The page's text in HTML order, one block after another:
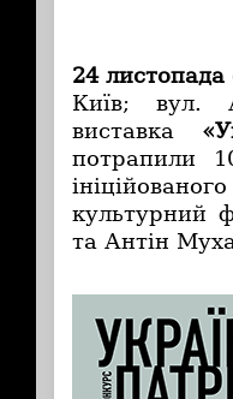
24 листопада
Київ; вул.
виставка
потрапили
культурний
та Антін